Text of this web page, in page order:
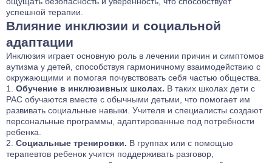
успешной терапии.
Влияние инклюзии и социальной
адаптации
Инклюзия играет основную роль в лечении причин и симптомов
аутизма у детей, способствуя гармоничному взаимодействию с
окружающими и помогая почувствовать себя частью общества.
Обучение в инклюзивных школах. В таких школах дети с
РАС обучаются вместе с обычными детьми, что помогает им
развивать социальные навыки. Учителя и специалисты создают
персональные программы, адаптированные под потребности
ребенка.
Социальные тренировки. В группах или с помощью
терапевтов ребенок учится поддерживать разговор,